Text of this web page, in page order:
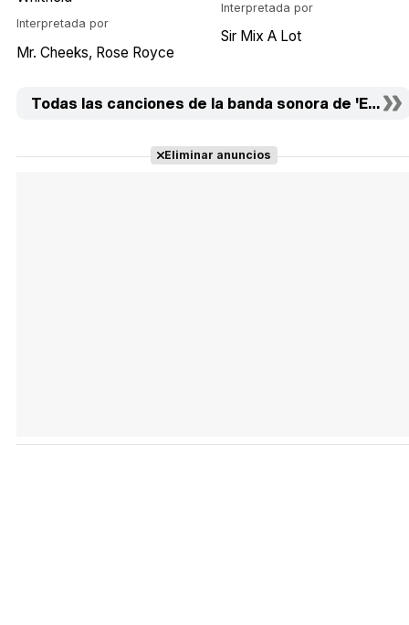
Interpretada por
Mr. Cheeks Rose Royce
Interpretada por
Sir Mix A Lot
Todas las canciones de la banda sonora de 'Esta
Eliminar anuncios